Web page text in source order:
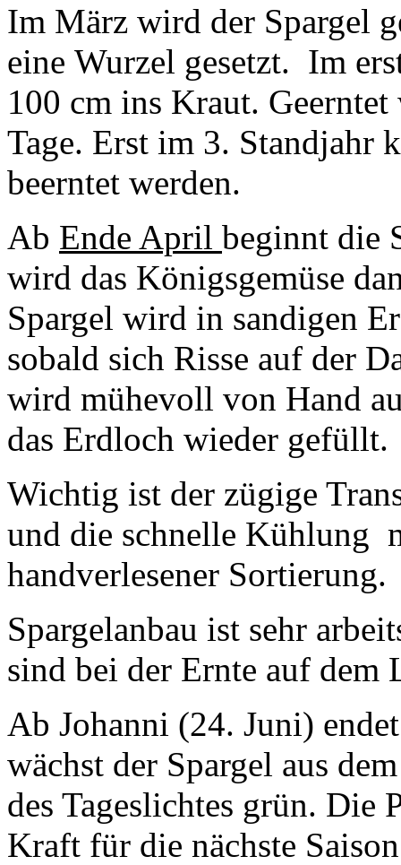
Im März wird der Spargel
eine Wurzel gesetzt. Im
100 cm ins Kraut.
Tage. Erst im 3. Standjahr
beerntet werden.
Ab Ende April beginnt die
wird das Königsgemüse
Spargel wird in sandigen
sobald sich Risse auf der
wird mühevoll von Hand
das Erdloch wieder gefüllt.
Wichtig ist der zügige
und die schnelle Kühlung
handverlesener Sortierung.
Spargelanbau ist sehr
sind bei der Ernte auf dem
Ab Johanni (24. Juni)
wächst der Spargel aus
des Tageslichtes grün. Die
Kraft für die nächste